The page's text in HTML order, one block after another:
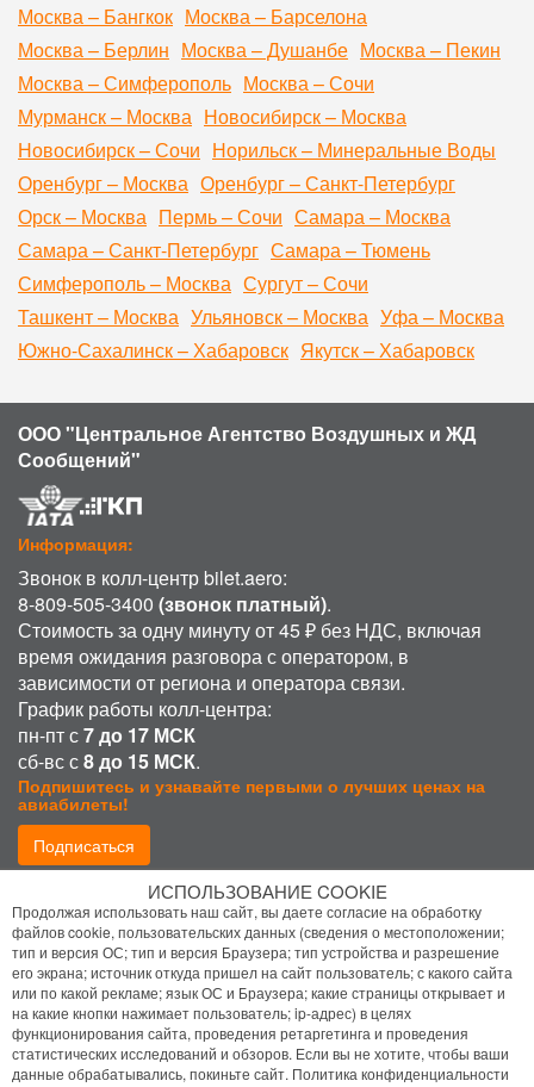
Москва – Бангкок Москва – Барселона
Москва – Берлин Москва – Душанбе Москва – Пекин
Москва – Симферополь Москва – Сочи
Мурманск – Москва Новосибирск – Москва
Новосибирск – Сочи Норильск – Минеральные Воды
Оренбург – Москва Оренбург – Санкт-Петербург
Орск – Москва Пермь – Сочи Самара – Москва
Самара – Санкт-Петербург Самара – Тюмень
Симферополь – Москва Сургут – Сочи
Ташкент – Москва Ульяновск – Москва Уфа – Москва
Южно-Сахалинск – Хабаровск Якутск – Хабаровск
ООО "Центральное Агентство Воздушных и ЖД
Сообщений"
Информация:
Звонок в колл-центр bilet.aero:
8-809-505-3400 (звонок платный).
Стоимость за одну минуту от 45 ₽ без НДС, включая
время ожидания разговора с оператором, в
зависимости от региона и оператора связи.
График работы колл-центра:
пн-пт с7 до 17 МСК
сб-вс с8 до 15 МСК.
Подпишитесь и узнавайте первыми о лучших ценах на
авиабилеты!
Подписаться
Присоединиться:
Политика конфиденциальности
ИСПОЛЬЗОВАНИЕ COOKIE
Продолжая использовать наш сайт, вы даете согласие на обработку
файлов cookie, пользовательских данных (сведения о местоположении;
тип и версия ОС; тип и версия Браузера; тип устройства и разрешение
его экрана; источник откуда пришел на сайт пользователь; с какого сайта
или по какой рекламе; язык ОС и Браузера; какие страницы открывает и
на какие кнопки нажимает пользователь; ip-адрес) в целях
функционирования сайта, проведения ретаргетинга и проведения
статистических исследований и обзоров. Если вы не хотите, чтобы ваши
данные обрабатывались, покиньте сайт. Политика конфиденциальности